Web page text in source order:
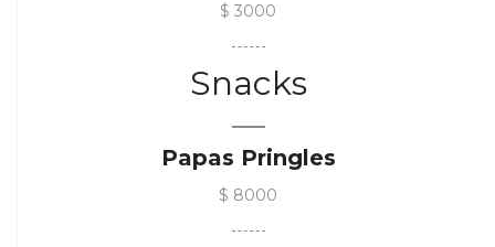
$ 3000
Snacks
Papas Pringles
$ 8000